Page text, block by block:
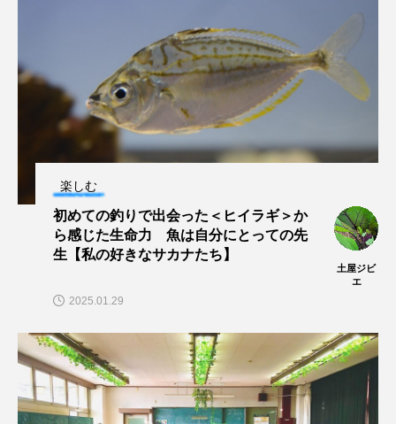
楽しむ
初めての釣りで出会った＜ヒイラギ＞か
ら感じた生命力 魚は自分にとっての先
生【私の好きなサカナたち】
土屋ジビ
エ
2025.01.29